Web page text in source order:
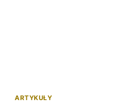
ARTYKUŁY